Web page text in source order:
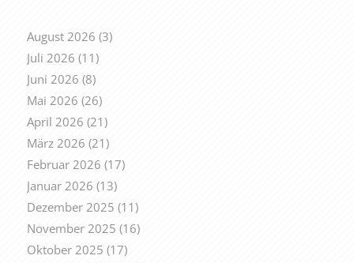
August 2026 (3)
Juli 2026 (11)
Juni 2026 (8)
Mai 2026 (26)
April 2026 (21)
März 2026 (21)
Februar 2026 (17)
Januar 2026 (13)
Dezember 2025 (11)
November 2025 (16)
Oktober 2025 (17)